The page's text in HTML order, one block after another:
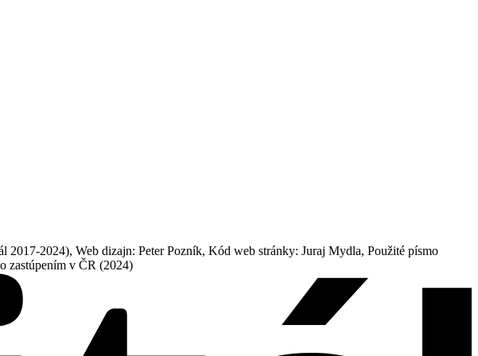
2024), Web dizajn: Peter Pozník, Kód web stránky: Juraj Mydla, Použité písmo
zastúpením v ČR (2024)